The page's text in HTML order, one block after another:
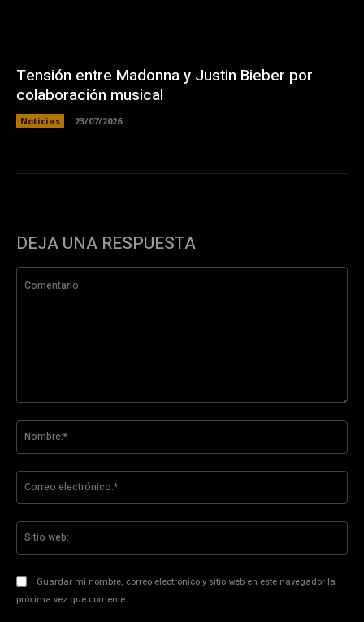
Tensión entre Madonna y Justin Bieber por
colaboración musical
Noticias 23/07/2026
DEJA UNA RESPUESTA
Guardar mi nombre, correo electrónico y sitio web en este navegador la
próxima vez que comente.